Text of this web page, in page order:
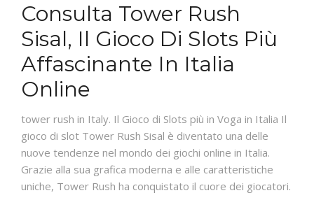
Consulta Tower Rush
Sisal, Il Gioco Di Slots Più
Affascinante In Italia
Online
tower rush in Italy. Il Gioco di Slots più in Voga in Italia Il
gioco di slot Tower Rush Sisal è diventato una delle
nuove tendenze nel mondo dei giochi online in Italia.
Grazie alla sua grafica moderna e alle caratteristiche
uniche, Tower Rush ha conquistato il cuore dei giocatori.